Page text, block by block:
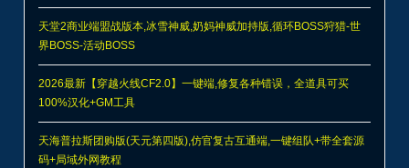
天堂2商业端盟战版本,冰雪神威,奶妈神威加持版,循环BOSS狩猎-世
界BOSS-活动BOSS
2026最新【穿越火线CF2.0】一键端,修复各种错误，全道具可买
100%汉化+GM工具
天海普拉斯团购版(天元第四版),仿官复古互通端,一键组队+带全套源
码+局域外网教程